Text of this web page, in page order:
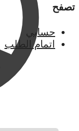
تصفح
حسابي
اتمام الطلب